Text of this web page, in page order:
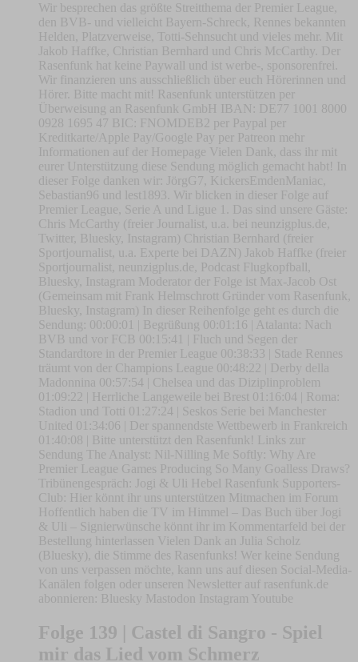
Wir besprechen das größte Streitthema der Premier League,
den BVB- und vielleicht Bayern-Schreck, Rennes bekannten
Helden, Platzverweise, Totti-Sehnsucht und vieles mehr. Mit
Jakob Haffke, Christian Bernhard und Chris McCarthy. Der
Rasenfunk hat keine Paywall und ist werbe-, sponsorenfrei.
Wir finanzieren uns ausschließlich über euch Hörerinnen und
Hörer. Bitte macht mit! Rasenfunk unterstützen per
Überweisung an Rasenfunk GmbH IBAN: DE77 1001 8000
0928 1695 47 BIC: FNOMDEB2 per Paypal per
Kreditkarte/Apple Pay/Google Pay per Patreon mehr
Informationen auf der Homepage Vielen Dank, dass ihr mit
eurer Unterstützung diese Sendung möglich gemacht habt! In
dieser Folge danken wir: JörgG7, KickersEmdenManiac,
Sebastian96 und lest1893. Wir blicken in dieser Folge auf
Premier League, Serie A und Ligue 1. Das sind unsere Gäste:
Chris McCarthy (freier Journalist, u.a. bei neunzigplus.de,
Twitter, Bluesky, Instagram) Christian Bernhard (freier
Sportjournalist, u.a. Experte bei DAZN) Jakob Haffke (freier
Sportjournalist, neunzigplus.de, Podcast Flugkopfball,
Bluesky, Instagram Moderator der Folge ist Max-Jacob Ost
(Gemeinsam mit Frank Helmschrott Gründer vom Rasenfunk,
Bluesky, Instagram) In dieser Reihenfolge geht es durch die
Sendung: 00:00:01 | Begrüßung 00:01:16 | Atalanta: Nach
BVB und vor FCB 00:15:41 | Fluch und Segen der
Standardtore in der Premier League 00:38:33 | Stade Rennes
träumt von der Champions League 00:48:22 | Derby della
Madonnina 00:57:54 | Chelsea und das Diziplinproblem
01:09:22 | Herrliche Langeweile bei Brest 01:16:04 | Roma:
Stadion und Totti 01:27:24 | Seskos Serie bei Manchester
United 01:34:06 | Der spannendste Wettbewerb in Frankreich
01:40:08 | Bitte unterstützt den Rasenfunk! Links zur
Sendung The Analyst: Nil-Nilling Me Softly: Why Are
Premier League Games Producing So Many Goalless Draws?
Tribünengespräch: Jogi & Uli Hebel Rasenfunk Supporters-
Club: Hier könnt ihr uns unterstützen Mitmachen im Forum
Hoffentlich haben die TV im Himmel – Das Buch über Jogi
& Uli – Signierwünsche könnt ihr im Kommentarfeld bei der
Bestellung hinterlassen Vielen Dank an Julia Scholz
(Bluesky), die Stimme des Rasenfunks! Wer keine Sendung
von uns verpassen möchte, kann uns auf diesen Social-Media-
Kanälen folgen oder unseren Newsletter auf rasenfunk.de
abonnieren: Bluesky Mastodon Instagram Youtube
Folge 139 | Castel di Sangro - Spiel
mir das Lied vom Schmerz